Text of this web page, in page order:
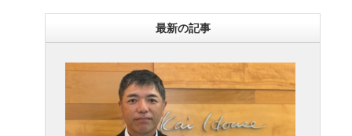
最新の記事